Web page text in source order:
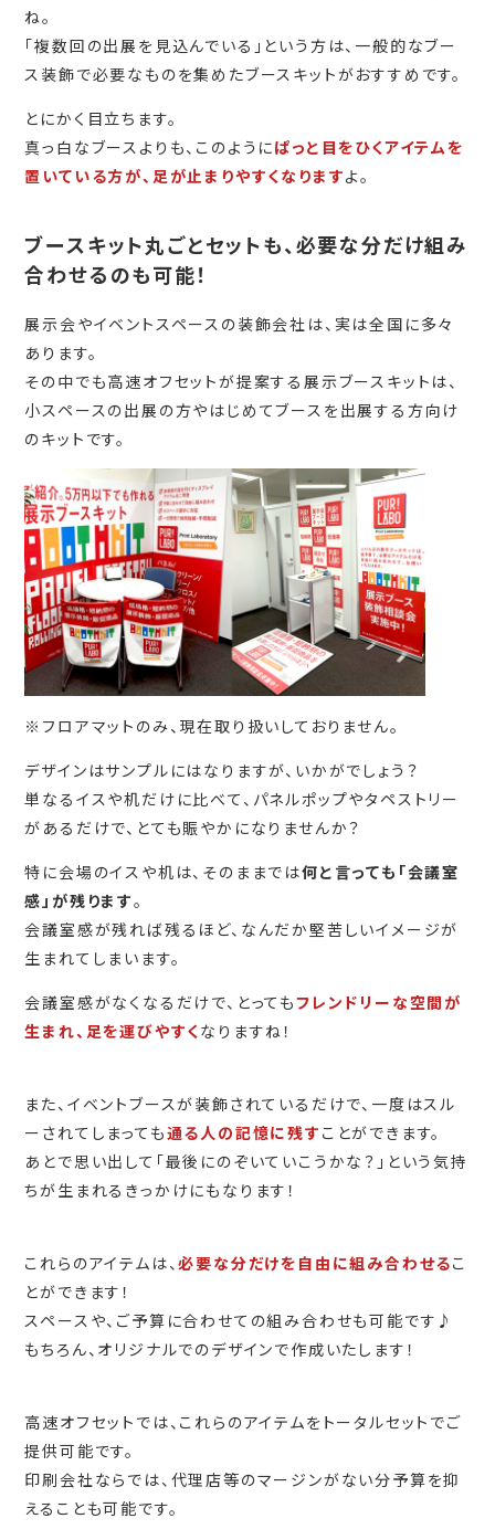
ね。
「複数回の出展を見込んでいる」という方は、一般的なブー
ス装飾で必要なものを集めたブースキットがおすすめです。
とにかく目立ちます。
真っ白なブースよりも、このようにぱっと目をひくアイテムを
置いている方が、足が止まりやすくなりますよ。
ブースキット丸ごとセットも、必要な分だけ組み
合わせるのも可能！
展示会やイベントスペースの装飾会社は、実は全国に多々
あります。
その中でも高速オフセットが提案する展示ブースキットは、
小スペースの出展の方やはじめてブースを出展する方向け
のキットです。
※フロアマットのみ、現在取り扱いしておりません。
デザインはサンプルにはなりますが、いかがでしょう？
単なるイスや机だけに比べて、パネルポップやタペストリー
があるだけで、とても賑やかになりませんか？
特に会場のイスや机は、そのままでは何と言っても「会議室
感」が残ります。
会議室感が残れば残るほど、なんだか堅苦しいイメージが
生まれてしまいます。
会議室感がなくなるだけで、とってもフレンドリーな空間が
生まれ、足を運びやすく なりますね！
また、イベントブースが装飾されているだけで、一度はスル
ーされてしまっても通る人の記憶に残す ことができます。
あとで思い出して「最後にのぞいていこうかな？」という気持
ちが生まれるきっかけにもなります！
これらのアイテムは、必要な分だけを自由に組み合わせるこ
とができます！
スペースや、ご予算に合わせての組み合わせも可能です♪
もちろん、オリジナルでのデザインで作成いたします！
高速オフセットでは、これらのアイテムをトータルセットでご
提供可能です。
印刷会社ならでは、代理店等のマージンがない分予算を抑
えることも可能です。